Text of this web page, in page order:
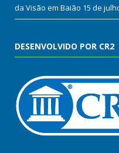
da Visão em Baião 15 de
DESENVOLVIDO POR CR2